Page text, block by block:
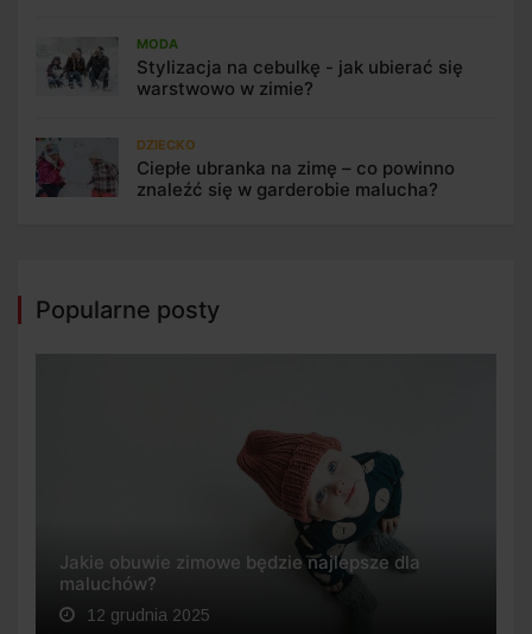
MODA
Stylizacja na cebulkę - jak ubierać się
warstwowo w zimie?
DZIECKO
Ciepłe ubranka na zimę – co powinno
znaleźć się w garderobie malucha?
Popularne posty
Jakie obuwie zimowe będzie najlepsze dla
maluchów?
12 grudnia 2025